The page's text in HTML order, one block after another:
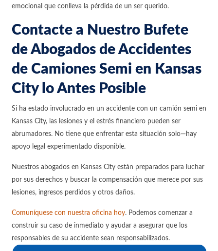
emocional que conlleva la pérdida de un ser querido.
Contacte a Nuestro Bufete
de Abogados de Accidentes
de Camiones Semi en Kansas
City lo Antes Posible
Si ha estado involucrado en un accidente con un camión semi en
Kansas City, las lesiones y el estrés financiero pueden ser
abrumadores. No tiene que enfrentar esta situación solo—hay
apoyo legal experimentado disponible.
Nuestros abogados en Kansas City están preparados para luchar
por sus derechos y buscar la compensación que merece por sus
lesiones, ingresos perdidos y otros daños.
Comuníquese con nuestra oficina hoy. Podemos comenzar a
construir su caso de inmediato y ayudar a asegurar que los
responsables de su accidente sean responsabilizados.